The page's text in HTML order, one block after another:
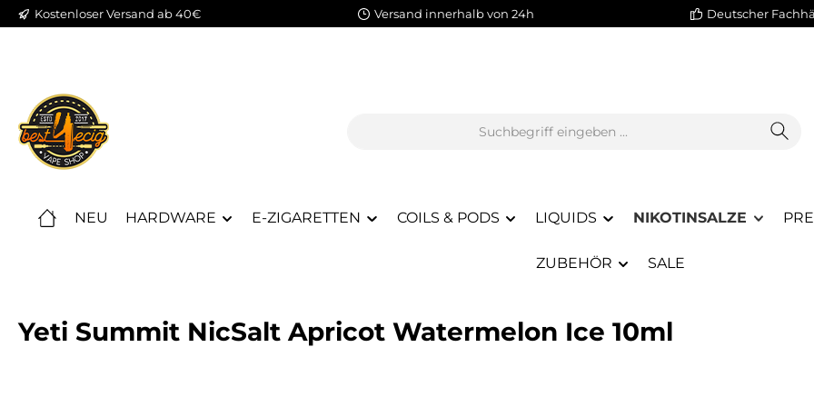
Hauptinhalt springen
Zur Suche springen
Zur Hauptnavigation springen
Kostenloser Versand ab 40€ Versand innerhalb von 24h Deutscher
NEU HARDWARE E-ZIGARETTEN COILS & PODS LIQUIDS NIKOTINSALZE
ZUBEHÖR SALE
Yeti Summit NicSalt Apricot Watermelon Ice 10ml